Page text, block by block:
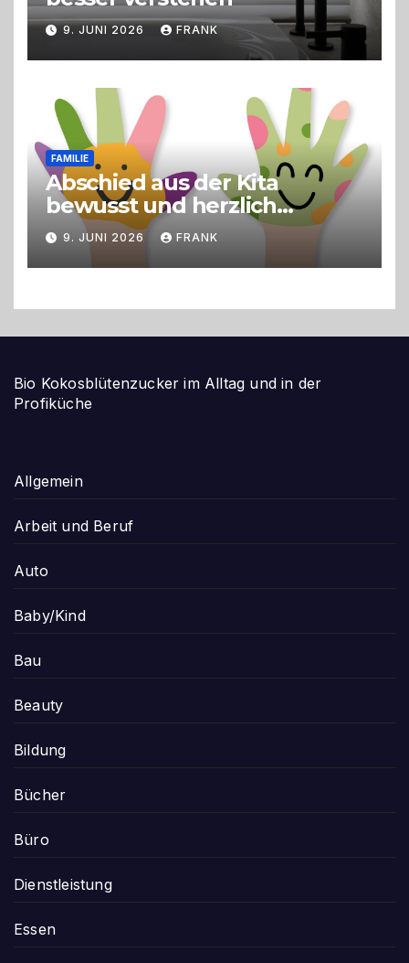
9. JUNI 2026 FRANK
FAMILIE
Abschied aus der Kita
bewusst und herzlich
gestalten
9. JUNI 2026 FRANK
Bio Kokosblütenzucker im Alltag und in der
Profiküche
Allgemein
Arbeit und Beruf
Auto
Baby/Kind
Bau
Beauty
Bildung
Bücher
Büro
Dienstleistung
Essen